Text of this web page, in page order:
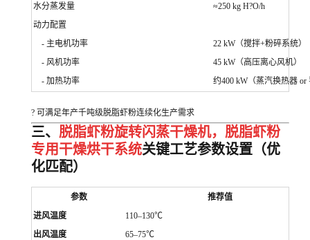
水分蒸发量
≈250 kg H?O/h
动力配置
- 主电机功率
22 kW（搅拌+粉碎系统）
- 风机功率
45 kW（高压离心风机）
- 加热功率
约400 kW（蒸汽换热器 or
? 可满足年产千吨级脱脂虾粉连续化生产需求
三、 脱脂虾粉旋转闪蒸干燥机，脱脂虾粉
专用干燥烘干系统关键工艺参数设置（优
化匹配）
参数
推荐值
进风温度
110–130℃
出风温度
65–75℃